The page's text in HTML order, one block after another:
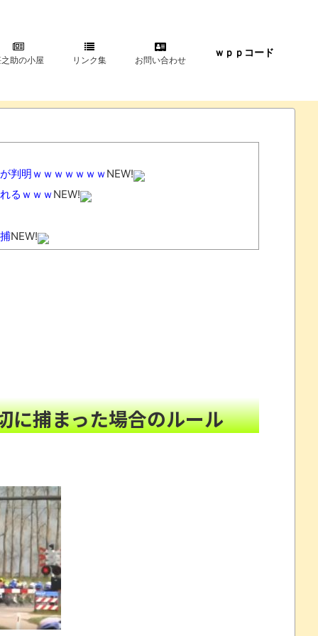
助の小屋 リンク集 お問い合わせ
ｗｐｐコード
判明ｗｗｗｗｗｗｗNEW!
るｗｗｗNEW!
NEW!
単品2490円NEW!
を受けたｗｗｗｗNEW!
誹謗中傷され配信中に泣き出してしまう
だけは使いたくなかったのに・・・」とのこと。
www
ついて問題提起 他
か
に捕まった場合のルール